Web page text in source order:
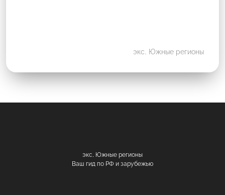
экс. Южные регионы
экс. Южные регионы
Ваш гид по РФ и зарубежью